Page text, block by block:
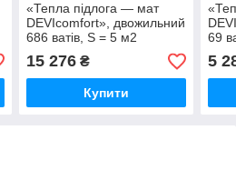
«Тепла підлога — мат
DEVIcomfort», двожильний
686 ватів, S = 5 м2
15 276₴
Купити
69
5